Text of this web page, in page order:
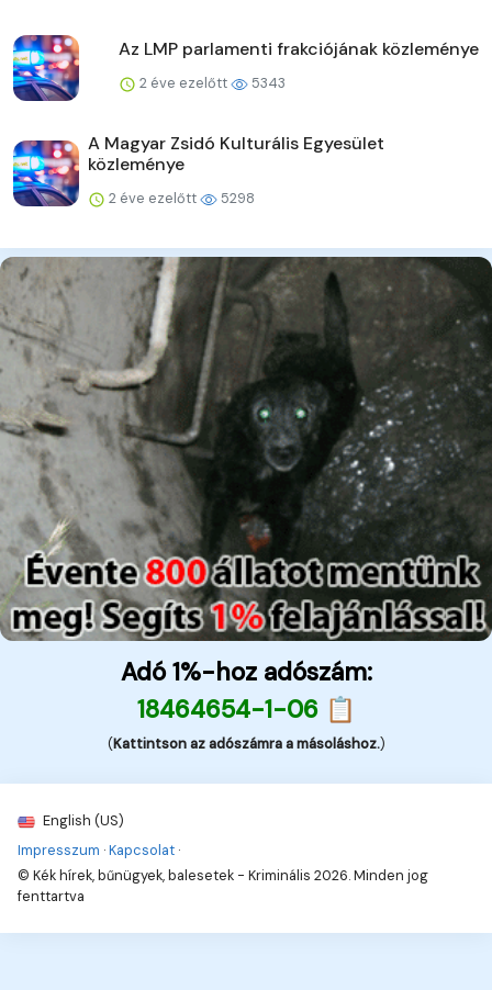
Az LMP parlamenti frakciójának közleménye
2 éve ezelőtt 5343
A Magyar Zsidó Kulturális Egyesület
közleménye
2 éve ezelőtt 5298
Adó 1%-hoz adószám:
18464654-1-06 📋
(Kattintson az adószámra a másoláshoz.)
English (US)
Impresszum ·Kapcsolat ·
© Kék hírek, bűnügyek, balesetek - Kriminális 2026. Minden jog
fenttartva